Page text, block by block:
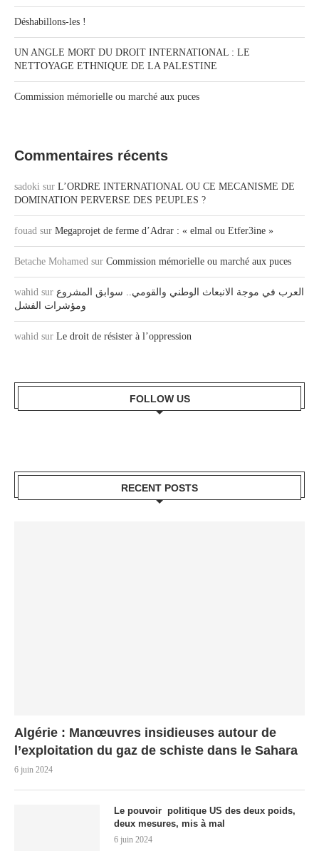
Déshabillons-les !
UN ANGLE MORT DU DROIT INTERNATIONAL : LE
NETTOYAGE ETHNIQUE DE LA PALESTINE
Commission mémorielle ou marché aux puces
Commentaires récents
sadoki sur L’ORDRE INTERNATIONAL OU CE MECANISME DE
DOMINATION PERVERSE DES PEUPLES ?
fouad sur Megaprojet de ferme d’Adrar : « elmal ou Etfer3ine »
Betache Mohamed sur Commission mémorielle ou marché aux puces
wahid sur العرب في موجة الانبعاث الوطني والقومي.. سوابق المشروع
ومؤشرات الفشل
wahid sur Le droit de résister à l’oppression
FOLLOW US
RECENT POSTS
Algérie : Manœuvres insidieuses autour de
l’exploitation du gaz de schiste dans le Sahara
6 juin 2024
Le pouvoir politique US des deux poids,
deux mesures, mis à mal
6 juin 2024